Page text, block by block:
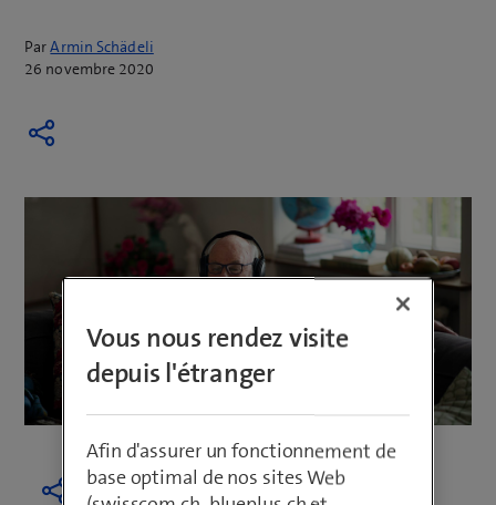
ParArmin Schädeli
26 novembre 2020
Vous nous rendez visite
depuis l'étranger
Afin d'assurer un fonctionnement de
base optimal de nos sites Web